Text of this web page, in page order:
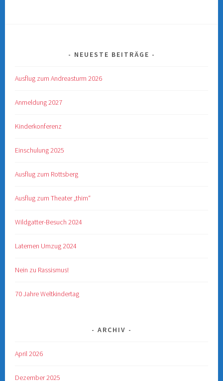
NEUESTE BEITRÄGE
Ausflug zum Andreasturm 2026
Anmeldung 2027
Kinderkonferenz
Einschulung 2025
Ausflug zum Rottsberg
Ausflug zum Theater „thim“
Wildgatter-Besuch 2024
Laternen Umzug 2024
Nein zu Rassismus!
70 Jahre Weltkindertag
ARCHIV
April 2026
Dezember 2025